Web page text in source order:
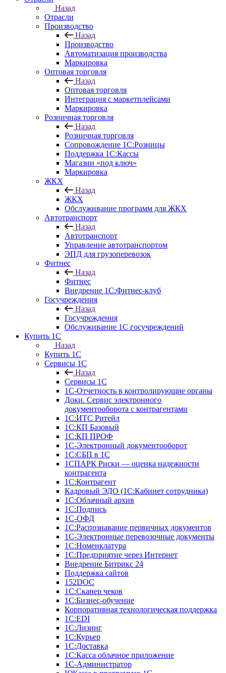
Назад
Отрасли
Производство
Назад
Производство
Автоматизация производства
Маркировка
Оптовая торговля
Назад
Оптовая торговля
Интеграция с маркетплейсами
Маркировка
Розничная торговля
Назад
Розничная торговля
Сопровождение 1С:Розницы
Поддержка 1С:Кассы
Магазин «под ключ»
Маркировка
ЖКХ
Назад
ЖКХ
Обслуживание программ для ЖКХ
Автотранспорт
Назад
Автотранспорт
Управление автотранспортом
ЭПД для грузоперевозок
Фитнес
Назад
Фитнес
Внедрение 1С:Фитнес-клуб
Госучреждения
Назад
Госучреждения
Обслуживание 1С госучреждений
Купить 1С
Назад
Купить 1С
Сервисы 1С
Назад
Сервисы 1С
1С-Отчетность в контролирующие органы
Доки. Сервис электронного
документооборота с контрагентами
1С:ИТС Ритейл
1С:КП Базовый
1С:КП ПРОФ
1С-Электронный документооборот
1С:СБП в 1С
1СПАРК Риски — оценка надежности
контрагента
1С:Контрагент
Кадровый ЭДО (1С:Кабинет сотрудника)
1С:Облачный архив
1С:Подпись
1С-ОФД
1С:Распознавание первичных документов
1С-Электронные перевозочные документы
1С:Номенклатура
1С:Предприятие через Интернет
Внедрение Битрикс 24
Поддержка сайтов
152DOC
1С:Сканер чеков
1С:Бизнес-обучение
Корпоративная технологическая поддержка
1С:ЕDI
1С:Лизинг
1С:Курьер
1С:Доставка
1С:Касса облачное приложение
1С-Администратор